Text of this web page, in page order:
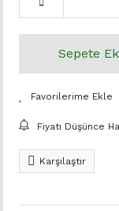
Sepete
Fiyatı Düşünce
Karşılaştır